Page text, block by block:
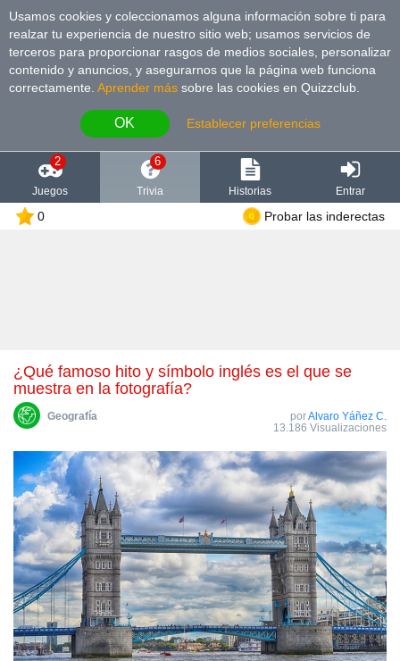
Usamos cookies y coleccionamos alguna información sobre ti para
realzar tu experiencia de nuestro sitio web; usamos servicios de
terceros para proporcionar rasgos de medios sociales, personalizar
contenido y anuncios, y asegurarnos que la página web funciona
correctamente. Aprender más sobre las cookies en Quizzclub.
OK Establecer preferencias
2
Juegos
6
Trivia Historias Entrar
0 Probar las inderectas
¿Qué famoso hito y símbolo inglés es el que se
muestra en la fotografía?
Geografía porAlvaro Yáñez C.
13.186 Visualizaciones